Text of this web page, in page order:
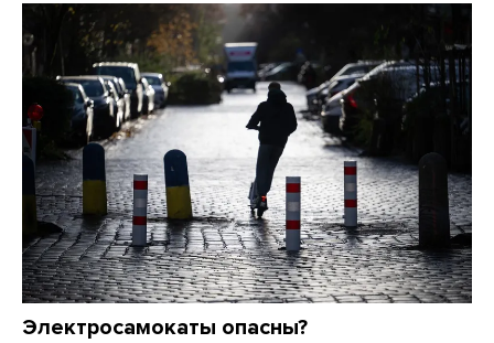
Электросамокаты опасны?